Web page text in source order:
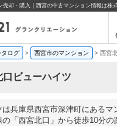
タログ > 西宮市のマンション > 西宮
口ビューハイツ
兵庫県西宮市深津町にあるマ
「西宮北口」から徒歩10分の